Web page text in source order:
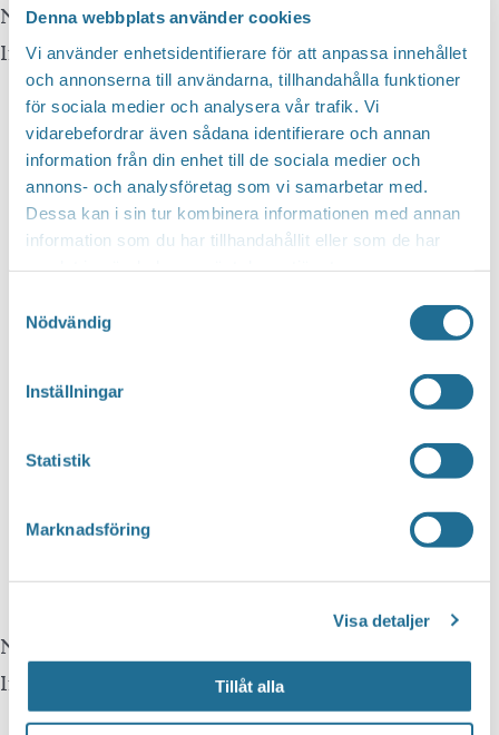
Denna webbplats använder cookies
Vi använder enhetsidentifierare för att anpassa innehållet
och annonserna till användarna, tillhandahålla funktioner
för sociala medier och analysera vår trafik. Vi
vidarebefordrar även sådana identifierare och annan
information från din enhet till de sociala medier och
annons- och analysföretag som vi samarbetar med.
Dessa kan i sin tur kombinera informationen med annan
information som du har tillhandahållit eller som de har
Nödvändig
Inställningar
Statistik
Marknadsföring
Visa detaljer
Tillåt alla
Notis
Inga resultat hittades.
Notis
Inga resultat hittades.